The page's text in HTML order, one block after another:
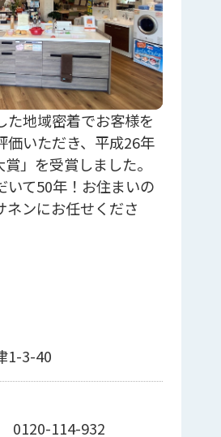
た地域密着でお客様を
価いただき、平成26年
」を受賞しました。
いて50年！お住まいの
ネンにお任せくださ
1-3-40
0120-114-932